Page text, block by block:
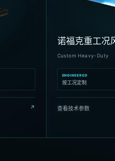
↗
诺福克重工况
Custom Heavy-Duty
ENGINEERED
按工况定制
查看技术参数